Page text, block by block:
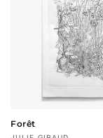
Forêt